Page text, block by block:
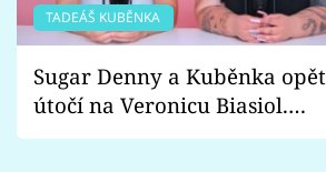
TADEÁŠ KUBĚNKA
Sugar Denny a Kuběnka opět
útočí na Veronicu Biasiol.
Proč je podle nich falešná a